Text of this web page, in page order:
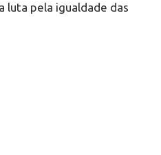
luta pela igualdade das